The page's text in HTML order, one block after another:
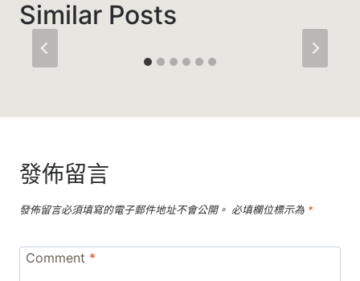
Similar Posts
發佈留言
發佈留言必須填寫的電子郵件地址不會公開。 必填欄位標示為 *
Comment *